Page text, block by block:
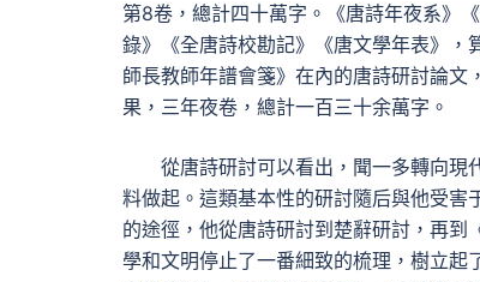
第8卷，總計四十萬字。《唐詩年夜系》
錄》《全唐詩校勘記》《唐文學年表》
師長教師年譜會箋》在內的唐詩研討論
果，三年夜卷，總計一百三十余萬字。
從唐詩研討可以看出，聞一多轉向現
料做起。這類基本性的研討隨后與他受
的途徑，他從唐詩研討到楚辭研討，再
學和文明停止了一番細致的梳理，樹立